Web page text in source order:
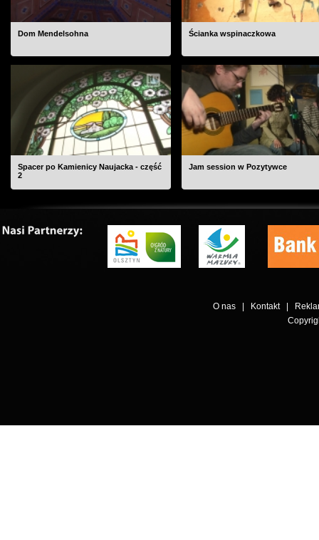
Dom Mendelsohna Ścianka wspinaczkowa
Spacer po Kamienicy Naujacka - część
2
Jam session w Pozytywce
O nas Kontakt|